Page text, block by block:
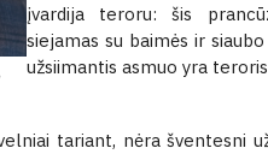
įvardija teroru: šis
siejamas su baimės ir
užsiimantis asmuo yra
tariant, nėra šventesni